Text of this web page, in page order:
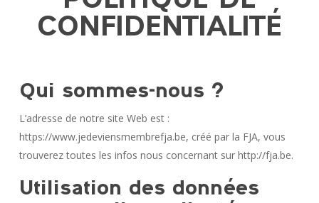
CONFIDENTIALIT
É
Qui sommes-nous ?
L’adresse de notre site Web est :
https://www.jedeviensmembrefja.be, créé par la FJA, vous
trouverez toutes les infos nous concernant sur http://fja.be.
Utilisation des données